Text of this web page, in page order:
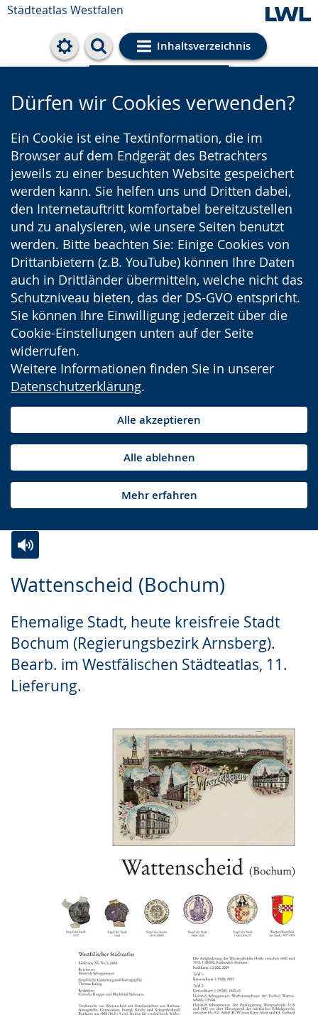
Städteatlas Westfalen
Inhaltsverzeichnis
Cookie-Einstellungen
Dürfen wir Cookies verwenden?
Ein Cookie ist eine Textinformation, die im
Browser auf dem Endgerät des Betrachters
jeweils zu einer besuchten Website gespeichert
werden kann. Sie helfen uns und Dritten dabei,
den Internetauftritt komfortabel bereitzustellen
und zu analysieren, wie unsere Seiten benutzt
werden. Bitte beachten Sie: Einige Cookies von
Drittanbietern (z.B. YouTube) können Ihre Daten
auch in Drittländer übermitteln, welche nicht das
Schutzniveau bieten, das der DS-GVO entspricht.
Sie können Ihre Einwilligung jederzeit über die
Cookie-Einstellungen unten auf der Seite
widerrufen.
Weitere Informationen finden Sie in unserer
Datenschutzerklärung.
Alle akzeptieren
Alle ablehnen
Mehr erfahren
Wattenscheid (Bochum)
Ehemalige Stadt, heute kreisfreie Stadt
Bochum (Regierungsbezirk Arnsberg).
Bearb. im Westfälischen Städteatlas, 11.
Lieferung.
Leichten
wechseln.
Audio-
Video
Deutscher
Gebärdensprache
wird
angezeigt.